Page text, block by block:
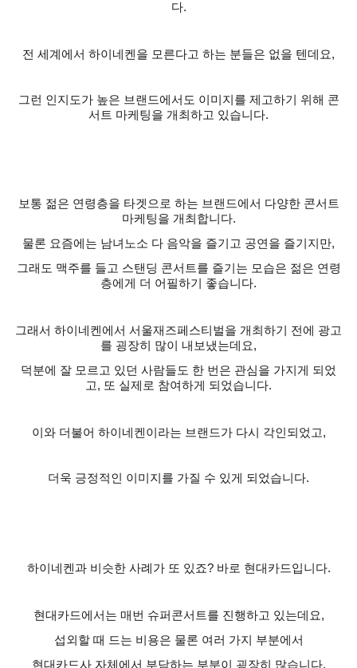
다.
전 세계에서 하이네켄을 모른다고 하는 분들은 없을 텐데요,
그런 인지도가 높은 브랜드에서도 이미지를 제고하기 위해 콘
서트 마케팅을 개최하고 있습니다.
보통 젊은 연령층을 타겟으로 하는 브랜드에서 다양한 콘서트
마케팅을 개최합니다.
물론 요즘에는 남녀노소 다 음악을 즐기고 공연을 즐기지만,
그래도 맥주를 들고 스탠딩 콘서트를 즐기는 모습은 젊은 연령
층에게 더 어필하기 좋습니다.
그래서 하이네켄에서 서울재즈페스티벌을 개최하기 전에 광고
를 굉장히 많이 내보냈는데요,
덕분에 잘 모르고 있던 사람들도 한 번은 관심을 가지게 되었
고, 또 실제로 참여하게 되었습니다.
이와 더불어 하이네켄이라는 브랜드가 다시 각인되었고,
더욱 긍정적인 이미지를 가질 수 있게 되었습니다.
하이네켄과 비슷한 사례가 또 있죠? 바로 현대카드입니다.
현대카드에서는 매번 슈퍼콘서트를 진행하고 있는데요,
섭외할 때 드는 비용은 물론 여러 가지 부분에서
현대카드사 자체에서 부담하는 부분이 굉장히 많습니다.